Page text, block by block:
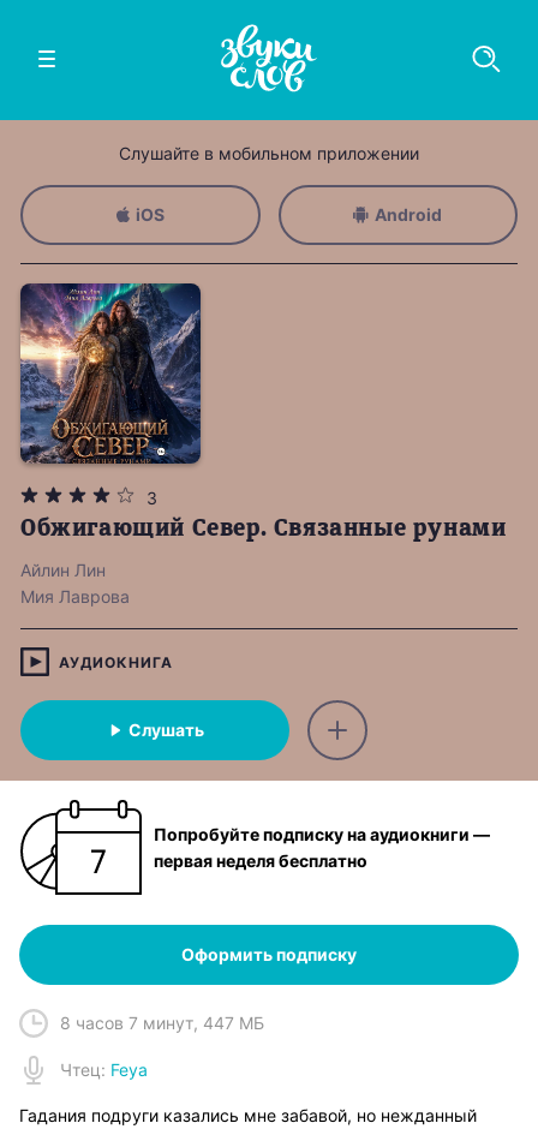
Слушайте в мобильном приложении
iOS Android
3
Обжигающий Север. Связанные рунами
Айлин Лин
Мия Лаврова
АУДИОКНИГА
Слушать
Попробуйте подписку на аудиокниги —
первая неделя бесплатно
Оформить подписку
8 часов 7 минут, 447 МБ
Чтец: Feya
Гадания подруги казались мне забавой, но нежданный